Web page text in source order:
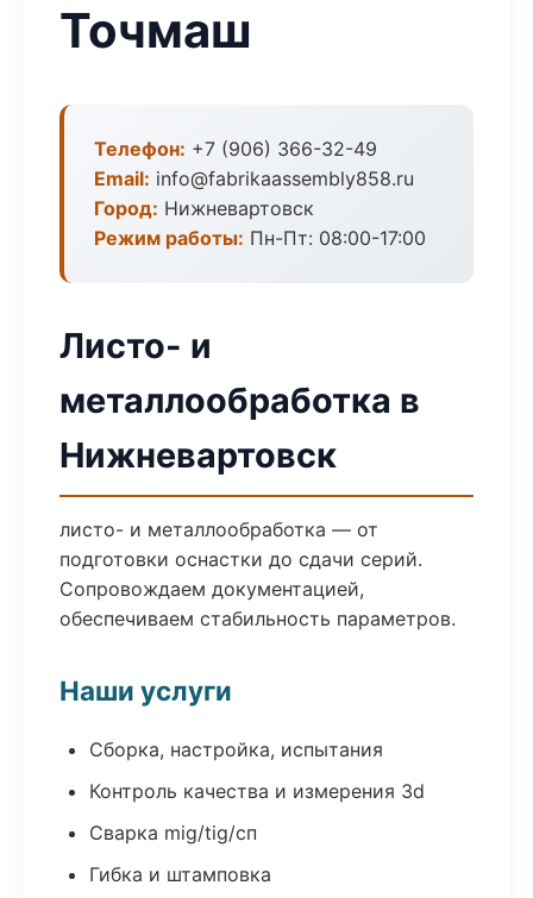
Точмаш
Телефон: +7 (906) 366-32-49
Email: info@fabrikaassembly858.ru
Город: Нижневартовск
Режим работы: Пн-Пт: 08:00-17:00
Листо- и
металлообработка в
Нижневартовск
листо- и металлообработка — от
подготовки оснастки до сдачи серий.
Сопровождаем документацией,
обеспечиваем стабильность параметров.
Наши услуги
Сборка, настройка, испытания
Контроль качества и измерения 3d
Сварка mig/tig/сп
Гибка и штамповка